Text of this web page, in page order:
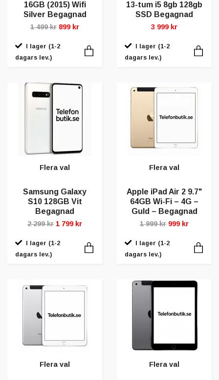
16GB (2015) Wifi
Silver Begagnad
1 499 kr 899 kr
I lager (1-2
dagars lev.)
13-tum i5 8gb 128gb
SSD Begagnad
3 999 kr
I lager (1-2
dagars lev.)
Flera val
Samsung Galaxy
S10 128GB Vit
Begagnad
2 299 kr 1 799 kr
I lager (1-2
dagars lev.)
Flera val
Apple iPad Air 2 9.7"
64GB Wi-Fi – 4G –
Guld – Begagnad
1 999 kr 999 kr
I lager (1-2
dagars lev.)
Flera val Flera val